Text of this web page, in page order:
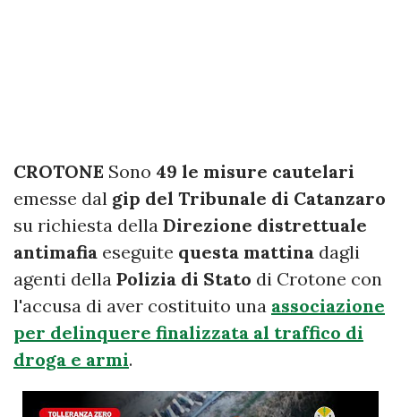
CROTONE Sono 49 le misure cautelari
emesse dal gip del Tribunale di Catanzaro
su richiesta della Direzione distrettuale
antimafia eseguite questa mattina dagli
agenti della Polizia di Stato di Crotone con
l'accusa di aver costituito una associazione
per delinquere finalizzata al traffico di
droga e armi.